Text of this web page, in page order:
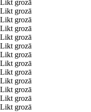
Likt grozā
Likt grozā
Likt grozā
Likt grozā
Likt grozā
Likt grozā
Likt grozā
Likt grozā
Likt grozā
Likt grozā
Likt grozā
Likt grozā
Likt grozā